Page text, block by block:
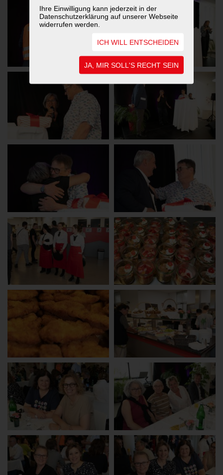
Ihre Einwilligung kann jederzeit in der
Datenschutzerklärung auf unserer Webseite
widerrufen werden.
ICH WILL ENTSCHEIDEN
JA, MIR SOLL'S RECHT SEIN